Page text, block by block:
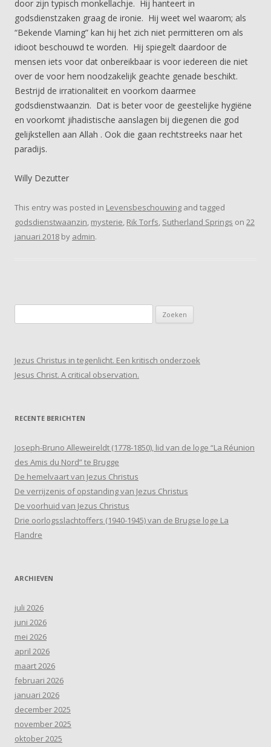
door zijn typisch monkellachje. Hij hanteert in
godsdienstzaken graag de ironie. Hij weet wel waarom; als
“Bekende Vlaming” kan hij het zich niet permitteren om als
idioot beschouwd te worden. Hij spiegelt daardoor de
mensen iets voor dat onbereikbaar is voor iedereen die niet
over de voor hem noodzakelijk geachte genade beschikt.
Bestrijd de irrationaliteit en voorkom daarmee
godsdienstwaanzin. Dat is beter voor de geestelijke hygiëne
en voorkomt jihadistische aanslagen bij diegenen die god
gelijkstellen aan Allah . Ook die gaan rechtstreeks naar het
paradijs.
Willy Dezutter
This entry was posted in Levensbeschouwing and tagged
godsdienstwaanzin, mysterie, Rik Torfs, Sutherland Springs on 22
januari 2018 by admin.
naar:
Jezus Christus in tegenlicht. Een kritisch onderzoek
Jesus Christ. A critical observation.
RECENTE BERICHTEN
Joseph-Bruno Alleweireldt (1778-1850), lid van de loge “La Réunion
des Amis du Nord” te Brugge
De hemelvaart van Jezus Christus
De verrijzenis of opstanding van Jezus Christus
De voorhuid van Jezus Christus
Drie oorlogsslachtoffers (1940-1945) van de Brugse loge La
Flandre
ARCHIEVEN
juli 2026
juni 2026
mei 2026
april 2026
maart 2026
februari 2026
januari 2026
december 2025
november 2025
oktober 2025